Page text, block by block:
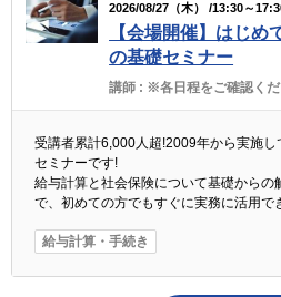
2026/08/27（木） /13:30～
【会場開催】はじめ
の基礎セミナー
講師 : ※各日程をご確認く
受講者累計6,000人超!2009年から実施
セミナーです!
給与計算と社会保険について基礎からの
で、初めての方でもすぐに実務に活用で
給与計算・手続き